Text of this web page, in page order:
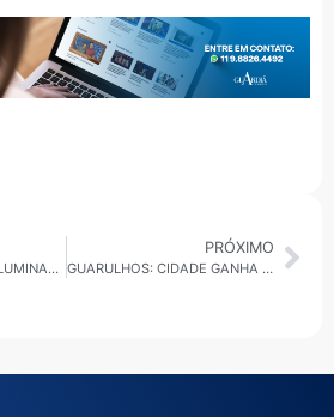
GUARULHOS: NATAL ILUMINADO TEM INÍCIO NO BOSQUE MAIA
PRÓXIMO
GUARULHOS: CIDADE GANHA HOSPITAL VETERINÁRIO PÚBLICO MUNICIPAL.